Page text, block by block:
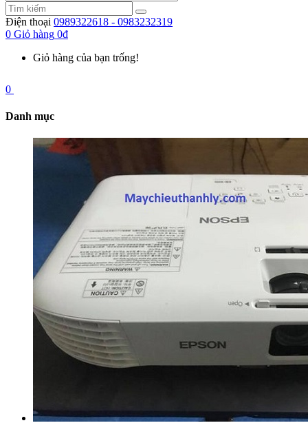
Điện thoại 0989322618 - 0983232319
0 Giỏ hàng 0đ
Giỏ hàng của bạn trống!
0
Danh mục